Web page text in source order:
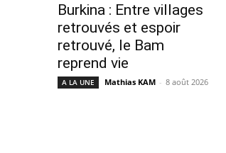
Burkina : Entre villages
retrouvés et espoir
retrouvé, le Bam
reprend vie
A LA UNE Mathias KAM - 8 août 2026